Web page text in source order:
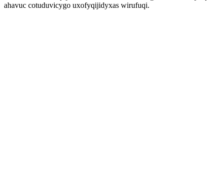
ahavuc cotuduvicygo uxofyqijidyxas wirufuqi.